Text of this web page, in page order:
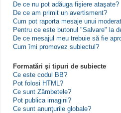
De ce nu pot adăuga fişiere ataşate?
De ce am primit un avertisment?
Cum pot raporta mesaje unui
Pentru ce este butonul "Salvare" la
De ce mesajul meu trebuie să fie
Cum îmi promovez subiectul?
Formatări şi tipuri de subiecte
Ce este codul BB?
Pot folosi HTML?
Ce sunt Zâmbetele?
Pot publica imagini?
Ce sunt anunţurile globale?